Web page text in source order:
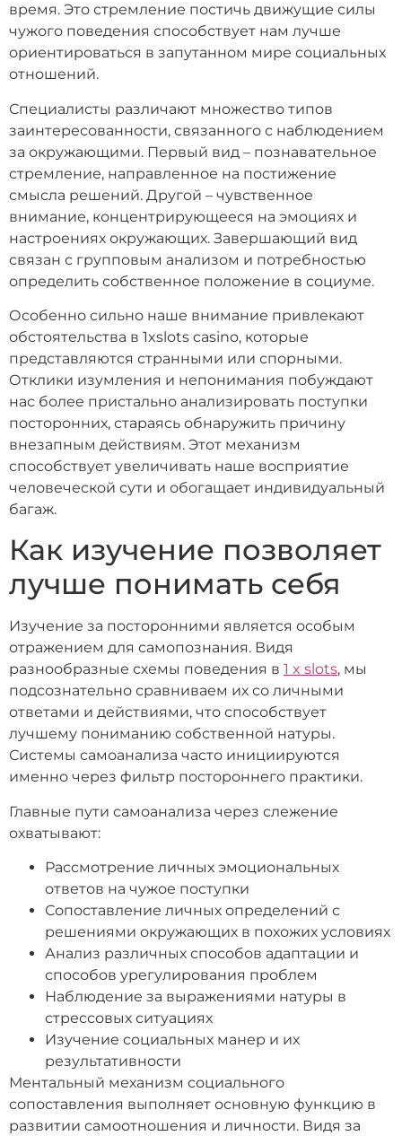
время. Это стремление постичь движущие силы
чужого поведения способствует нам лучше
ориентироваться в запутанном мире социальных
отношений.
Специалисты различают множество типов
заинтересованности, связанного с наблюдением
за окружающими. Первый вид – познавательное
стремление, направленное на постижение
смысла решений. Другой – чувственное
внимание, концентрирующееся на эмоциях и
настроениях окружающих. Завершающий вид
связан с групповым анализом и потребностью
определить собственное положение в социуме.
Особенно сильно наше внимание привлекают
обстоятельства в 1xslots casino, которые
представляются странными или спорными.
Отклики изумления и непонимания побуждают
нас более пристально анализировать поступки
посторонних, стараясь обнаружить причину
внезапным действиям. Этот механизм
способствует увеличивать наше восприятие
человеческой сути и обогащает индивидуальный
багаж.
Как изучение позволяет
лучше понимать себя
Изучение за посторонними является особым
отражением для самопознания. Видя
разнообразные схемы поведения в 1 x slots, мы
подсознательно сравниваем их со личными
ответами и действиями, что способствует
лучшему пониманию собственной натуры.
Системы самоанализа часто инициируются
именно через фильтр постороннего практики.
Главные пути самоанализа через слежение
охватывают:
Рассмотрение личных эмоциональных
ответов на чужое поступки
Сопоставление личных определений с
решениями окружающих в похожих условиях
Анализ различных способов адаптации и
способов урегулирования проблем
Наблюдение за выражениями натуры в
стрессовых ситуациях
Изучение социальных манер и их
результативности
Ментальный механизм социального
сопоставления выполняет основную функцию в
развитии самоотношения и личности. Видя за